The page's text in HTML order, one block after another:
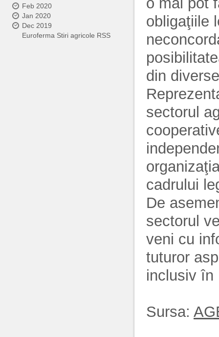
Feb 2020
Jan 2020
Dec 2019
Euroferma Stiri agricole RSS
obligaţiile
din
sectorul
cadrului
De
sectorul
veni cu
tuturor
inclusiv în
Sursa: